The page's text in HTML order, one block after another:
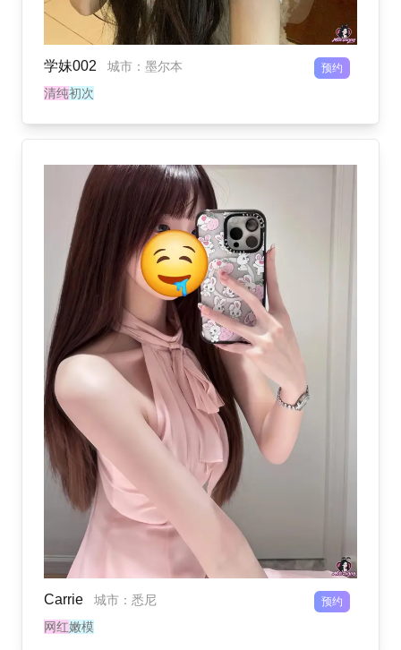
学妹002 城市 ： 墨尔本 预约
清纯初次
Carrie 城市 ： 悉尼 预约
网红嫩模